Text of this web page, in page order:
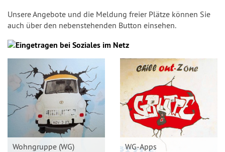
Unsere Angebote und die Meldung freier Plätze können Sie
auch über den nebenstehenden Button einsehen.
Wohngruppe (WG) WG-Apps